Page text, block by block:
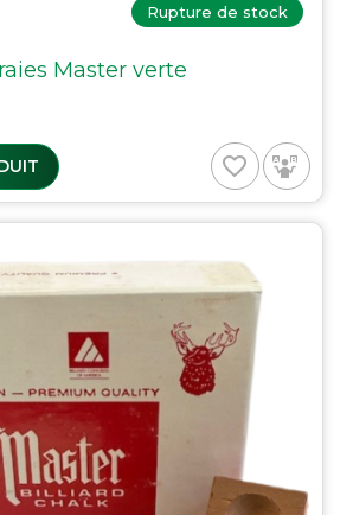
Rupture de stock
Master verte
favorite_border